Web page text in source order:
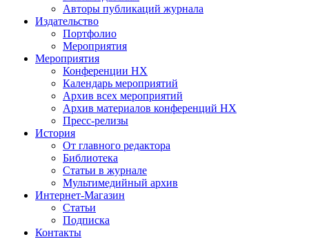
Авторы публикаций журнала
Издательство
Портфолио
Мероприятия
Мероприятия
Конференции НХ
Календарь мероприятий
Архив всех мероприятий
Архив материалов конференций НХ
Пресс-релизы
История
От главного редактора
Библиотека
Статьи в журнале
Мультимедийный архив
Интернет-Магазин
Статьи
Подписка
Контакты